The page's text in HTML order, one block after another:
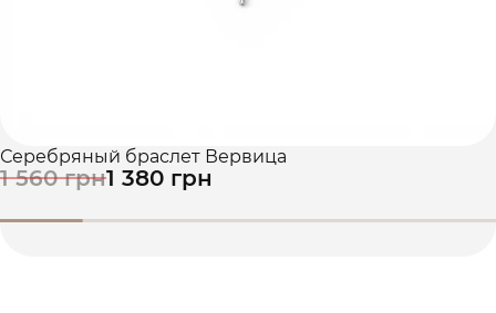
Серебряный браслет Вервица
1 560 грн1 380 грн